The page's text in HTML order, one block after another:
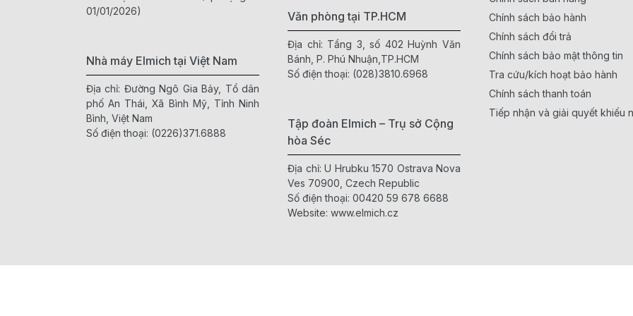
01/01/2026)
Nhà máy Elmich tại Việt Nam
Địa chỉ: Đường Ngô Gia Bảy, Tổ dân
phố An Thái, Xã Bình Mỹ, Tỉnh Ninh
Bình, Việt Nam
Số điện thoại: (0226)371.6888
Văn phòng tại TP.HCM
Địa chỉ: Tầng 3, số 402 Huỳnh Văn
Bánh, P. Phú Nhuận,TP.HCM
Số điện thoại: (028)3810.6968
Tập đoàn Elmich – Trụ sở Cộng
hòa Séc
Địa chỉ: U Hrubku 1570 Ostrava Nova
Ves 70900, Czech Republic
Số điện thoại: 00420 59 678 6688
Website: www.elmich.cz
Chính sách bảo hành
Chính sách đổi trả
Chính sách bảo mật thông tin
Tra cứu/kích hoạt bảo hành
Chính sách thanh toán
Tiếp nhận và giải quyết khiếu